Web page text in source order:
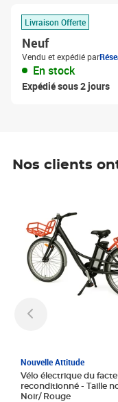
Livraison Offerte
Neuf
Vendu et expédié par
En stock
Expédié sous 2 jours
Nos clients
Nouvelle Attitude
Vélo électrique du
reconditionné - Taille normale -
Noir/ Rouge